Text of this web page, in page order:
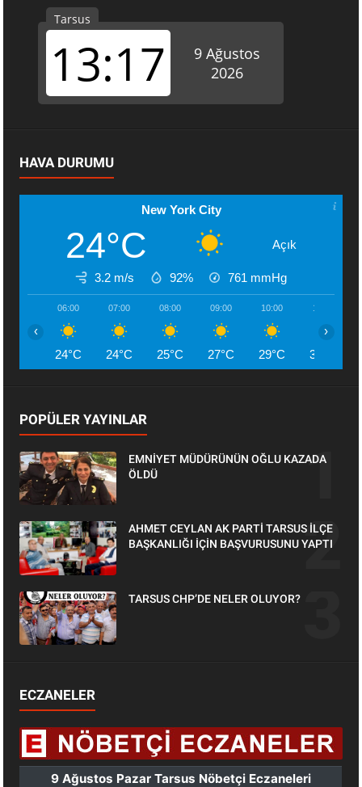
HAVA DURUMU
New York City
24°C Açık
3.2 m/s 92% 761 mmHg
06:00
24°C
07:00
24°C
08:00
25°C
09:00
27°C
10:00
29°C
11:00
30°C
‹ ›
POPÜLER YAYINLAR
EMNİYET MÜDÜRÜNÜN OĞLU KAZADA
ÖLDÜ
AHMET CEYLAN AK PARTİ TARSUS İLÇE
BAŞKANLIĞI İÇİN BAŞVURUSUNU YAPTI
TARSUS CHP’DE NELER OLUYOR?
ECZANELER